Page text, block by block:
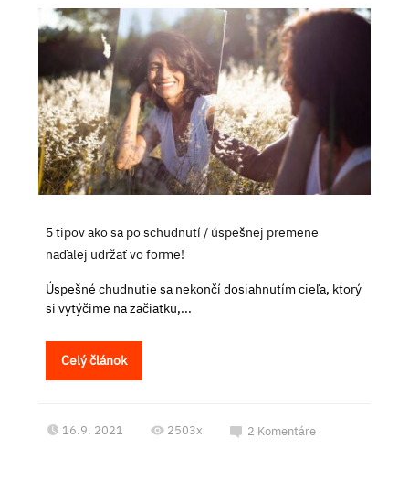
5 tipov ako sa po schudnutí / úspešnej premene
naďalej udržať vo forme!
Úspešné chudnutie sa nekončí dosiahnutím cieľa, ktorý
si vytýčime na začiatku,...
Celý článok
16.9. 2021 2503x 2 Komentáre